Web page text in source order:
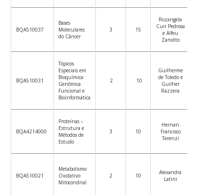
BQA510037
Bases
Moleculares
do Câncer
3 15
Rozangela
Curi Pedrosa
e Alfeu
Zanotto
BQA510031
Tópicos
Especiais em
Bioquímica:
Genômica
Funcional e
Bioinformática
2 10
Guilherme
de Toledo e
Guilher
Razzera
BQA4214000
Proteínas –
Estrutura e
Métodos de
Estudo
3 10
Hernan
Francisco
Terenzi
BQA510021
Metabolismo
Oxidativo
Mitocondrial
2 10
Alexandra
Latini